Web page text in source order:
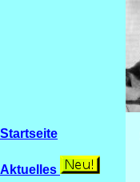
Startseite
Aktuelles